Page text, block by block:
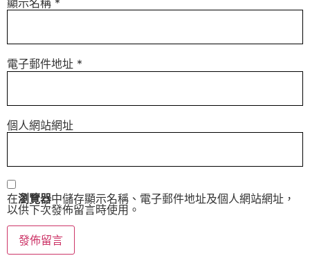
電子郵件地址 *
個人網站網址
在瀏覽器中儲存顯示名稱、電子郵件地址及個人網站網址，
以供下次發佈留言時使用。